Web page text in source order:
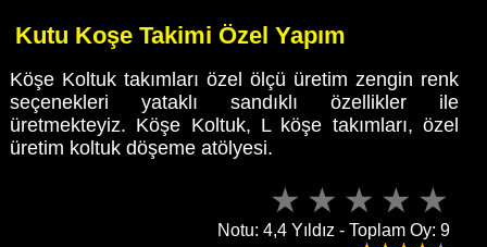
Kutu Koşe Takimi Özel Yapım
Köşe Koltuk takımları özel ölçü üretim zengin renk
seçenekleri yataklı sandıklı özellikler ile
üretmekteyiz. Köşe Koltuk, L köşe takımları, özel
üretim koltuk döşeme atölyesi.
Notu: 4,4 Yıldız - Toplam Oy: 9